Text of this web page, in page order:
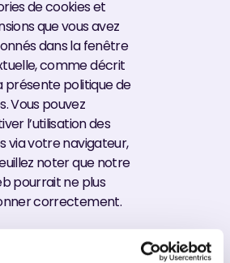
de cookies et
que vous avez
dans la fenêtre
comme décrit
présente politique de
Vous pouvez
l’utilisation des
via votre navigateur,
noter que notre
pourrait ne plus
correctement.